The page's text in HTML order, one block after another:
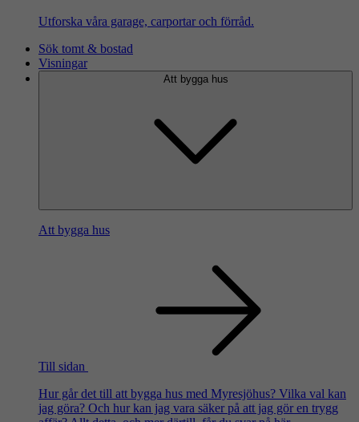
Utforska våra garage, carportar och förråd.
Sök tomt & bostad
Visningar
Att bygga hus
Att bygga hus
Till sidan
Hur går det till att bygga hus med Myresjöhus? Vilka val kan
jag göra? Och hur kan jag vara säker på att jag gör en trygg